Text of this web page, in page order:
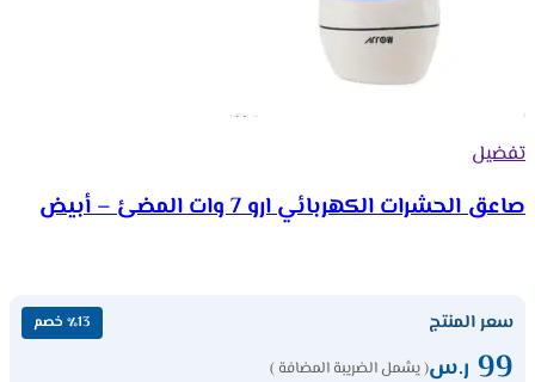
تفضيل
صاعق الحشرات الكهربائي ارو 7 وات المضئ – أبيض
سعر المنتج ٪13 خصم
99 ر.س( يشمل الضريبة المضافة )